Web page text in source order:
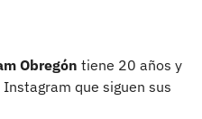
Obregón tiene 20 años y
que siguen sus